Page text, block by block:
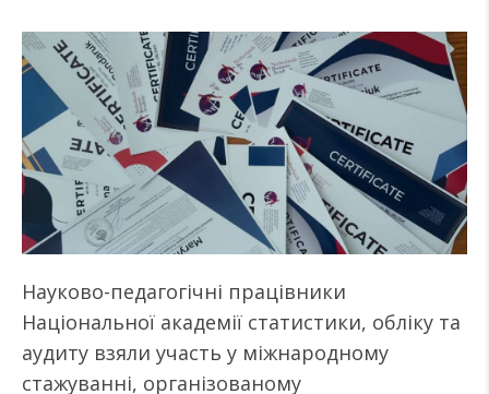
Науково-педагогічні працівники
Національної академії статистики, обліку та
аудиту взяли участь у міжнародному
стажуванні, організованому